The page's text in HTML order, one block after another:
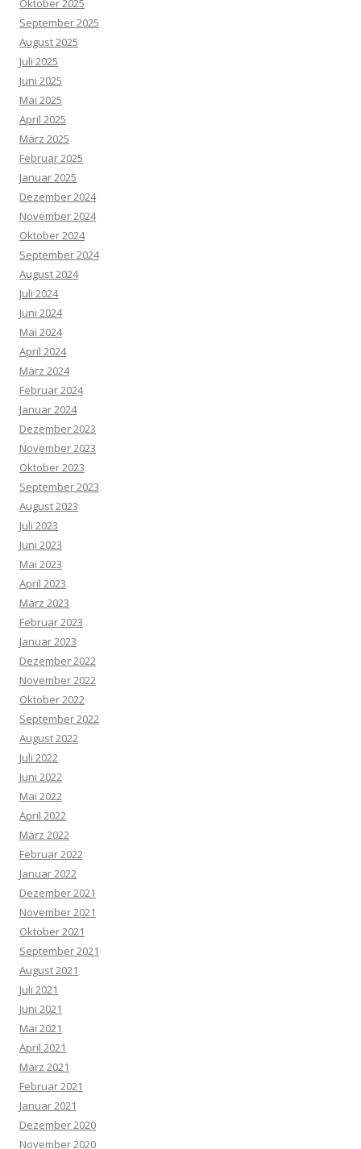
Oktober 2025
September 2025
August 2025
Juli 2025
Juni 2025
Mai 2025
April 2025
März 2025
Februar 2025
Januar 2025
Dezember 2024
November 2024
Oktober 2024
September 2024
August 2024
Juli 2024
Juni 2024
Mai 2024
April 2024
März 2024
Februar 2024
Januar 2024
Dezember 2023
November 2023
Oktober 2023
September 2023
August 2023
Juli 2023
Juni 2023
Mai 2023
April 2023
März 2023
Februar 2023
Januar 2023
Dezember 2022
November 2022
Oktober 2022
September 2022
August 2022
Juli 2022
Juni 2022
Mai 2022
April 2022
März 2022
Februar 2022
Januar 2022
Dezember 2021
November 2021
Oktober 2021
September 2021
August 2021
Juli 2021
Juni 2021
Mai 2021
April 2021
März 2021
Februar 2021
Januar 2021
Dezember 2020
November 2020